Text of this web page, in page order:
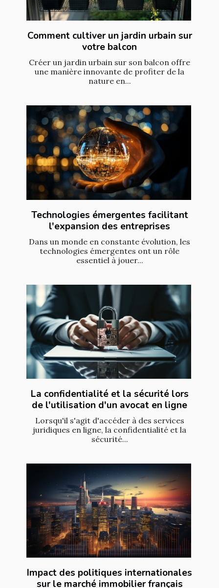
Comment cultiver un jardin urbain sur
votre balcon
Créer un jardin urbain sur son balcon offre
une manière innovante de profiter de la
nature en...
Technologies émergentes facilitant
l'expansion des entreprises
Dans un monde en constante évolution, les
technologies émergentes ont un rôle
essentiel à jouer...
La confidentialité et la sécurité lors
de l'utilisation d'un avocat en ligne
Lorsqu'il s'agit d'accéder à des services
juridiques en ligne, la confidentialité et la
sécurité...
Impact des politiques internationales
sur le marché immobilier français